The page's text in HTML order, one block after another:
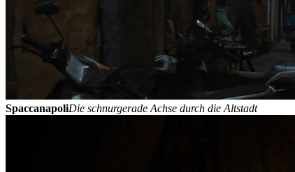
SpaccanapoliDie schnurgerade Achse durch die Altstadt